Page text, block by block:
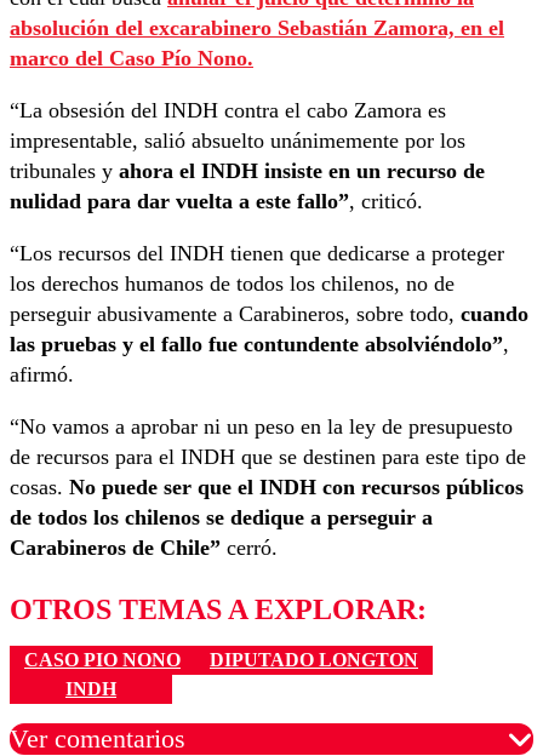
absolución del excarabinero Sebastián Zamora, en el
marco del Caso Pío Nono.
“La obsesión del INDH contra el cabo Zamora es
impresentable, salió absuelto unánimemente por los
tribunales y ahora el INDH insiste en un recurso de
nulidad para dar vuelta a este fallo”, criticó.
“Los recursos del INDH tienen que dedicarse a proteger
los derechos humanos de todos los chilenos, no de
perseguir abusivamente a Carabineros, sobre todo, cuando
las pruebas y el fallo fue contundente absolviéndolo”,
afirmó.
“No vamos a aprobar ni un peso en la ley de presupuesto
de recursos para el INDH que se destinen para este tipo de
cosas. No puede ser que el INDH con recursos públicos
de todos los chilenos se dedique a perseguir a
Carabineros de Chile” cerró.
OTROS TEMAS A EXPLORAR:
CASO PIO NONO
DIPUTADO LONGTON
INDH
Ver comentarios